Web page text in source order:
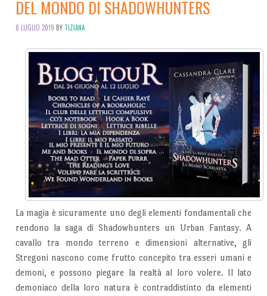
DEL MONDO DI SHADOWHUNTERS
8 LUGLIO 2019 BY TIZIANA
La magia è sicuramente uno degli elementi fondamentali che
rendono la saga di Shadowhunters un Urban Fantasy. A
cavallo tra mondo terreno e dimensioni alternative, gli
Stregoni nascono come frutto concepito tra esseri umani e
demoni, e possono piegare la realtà al loro volere. Il lato
demoniaco della loro natura è contraddistinto da elementi